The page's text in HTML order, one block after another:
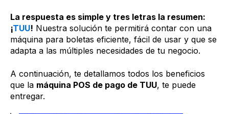
La respuesta es simple y tres letras la resumen:
¡TUU! Nuestra solución te permitirá contar con una
máquina para boletas eficiente, fácil de usar y que se
adapta a las múltiples necesidades de tu negocio.
A continuación, te detallamos todos los beneficios
que la máquina POS de pago de TUU, te puede
entregar.